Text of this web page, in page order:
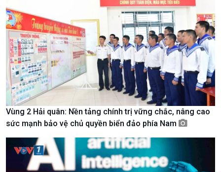
Xã hội chuyển động
Bước chân đến trường
Vùng 2 Hải quân: Nền tảng chính trị vững chắc, nâng cao
sức mạnh bảo vệ chủ quyền biển đảo phía Nam